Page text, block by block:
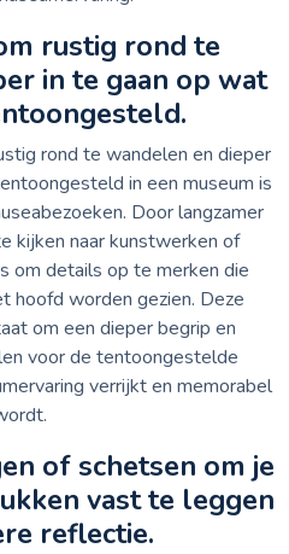
rustig rond te
in te gaan op wat
rond te wandelen en dieper
in een museum is
Door langzamer
kijken naar kunstwerken of
om details op te merken die
hoofd worden gezien. Deze
om een dieper begrip en
voor de tentoongestelde
verrijkt en memorabel
of schetsen om je
vast te leggen
reflectie.